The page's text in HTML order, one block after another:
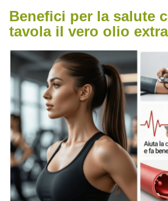
Benefici per la salute
tavola il vero olio